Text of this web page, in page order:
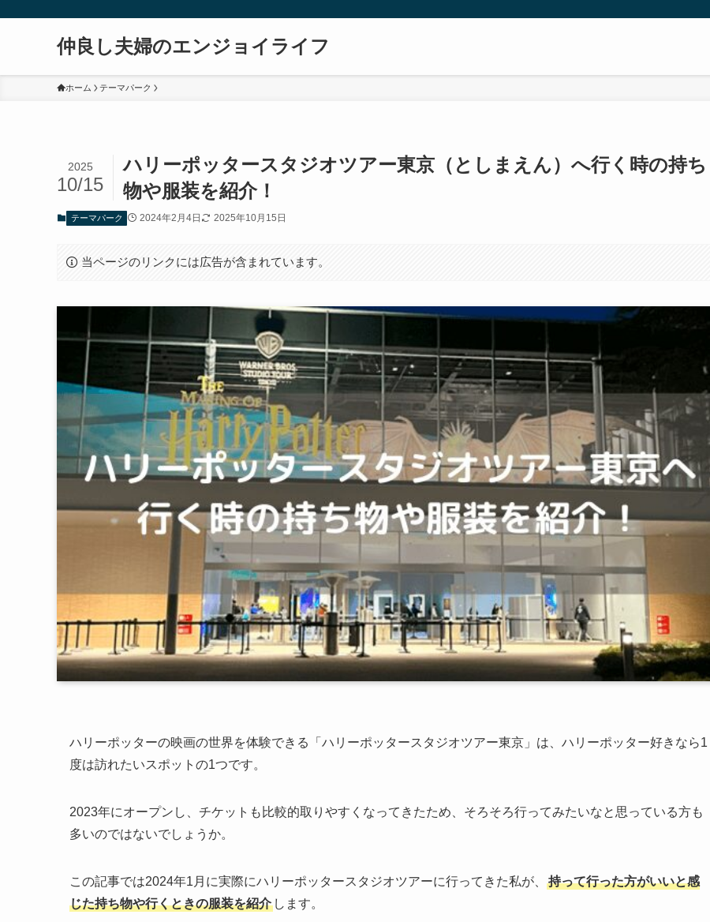
仲良し夫婦のエンジョイライフ
ホーム テーマパーク
ハリーポッタースタジオツアー東京（としまえん）へ行く時の持ち
物や服装を紹介！
2025
10/15
テーマパーク 2024年2月4日 2025年10月15日
当ページのリンクには広告が含まれています。
ハリーポッターの映画の世界を体験できる「ハリーポッタースタジオツアー東京」は、ハリーポッター好きなら1
度は訪れたいスポットの1つです。
2023年にオープンし、チケットも比較的取りやすくなってきたため、そろそろ行ってみたいなと思っている方も
多いのではないでしょうか。
この記事では2024年1月に実際にハリーポッタースタジオツアーに行ってきた私が、
持って行った方がいいと感
じた持ち物や行くときの服装を紹介 します。